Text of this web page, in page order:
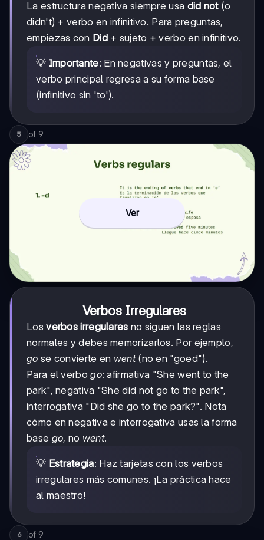
La estructura negativa siempre usa did not(o
didn't) + verbo en infinitivo. Para preguntas,
empiezas con Did+ sujeto + verbo en infinitivo.
💡 Importante: En negativas y preguntas, el
verbo principal regresa a su forma base
(infinitivo sin 'to').
5 of 9
Ver
Verbos Irregulares
Losverbos irregulares no siguen las reglas
normales y debes memorizarlos. Por ejemplo,
go se convierte en went(no en "goed").
Para el verbogo: afirmativa "She went to the
park", negativa "She did not go to the park",
interrogativa "Did she go to the park?". Nota
cómo en negativa e interrogativa usas la forma
base go, no went.
💡 Estrategia: Haz tarjetas con los verbos
irregulares más comunes. ¡La práctica hace
al maestro!
6 of 9